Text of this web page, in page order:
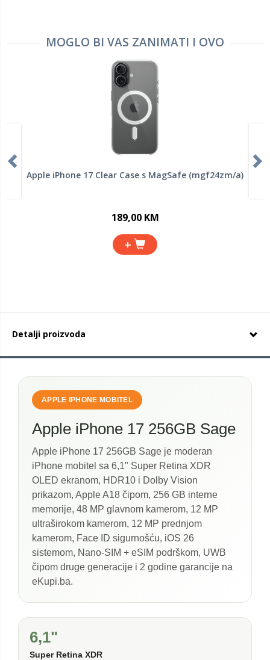
MOGLO BI VAS ZANIMATI I OVO
Apple iPhone 17 Clear Case s MagSafe (mgf24zm/a)
189,00 KM
+
Detalji proizvoda
APPLE IPHONE MOBITEL
Apple iPhone 17 256GB Sage
Apple iPhone 17 256GB Sage je moderan
iPhone mobitel sa 6,1" Super Retina XDR
OLED ekranom, HDR10 i Dolby Vision
prikazom, Apple A18 čipom, 256 GB interne
memorije, 48 MP glavnom kamerom, 12 MP
ultraširokom kamerom, 12 MP prednjom
kamerom, Face ID sigurnošću, iOS 26
sistemom, Nano-SIM + eSIM podrškom, UWB
čipom druge generacije i 2 godine garancije na
eKupi.ba.
6,1"
Super Retina XDR